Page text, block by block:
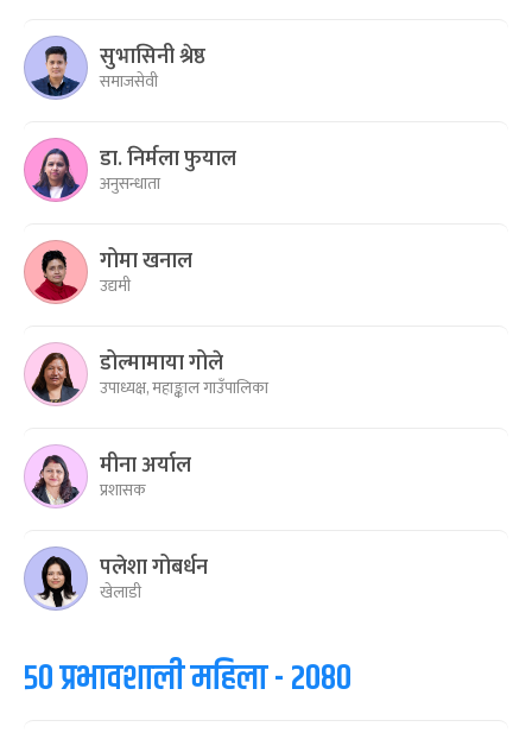
सुभासिनी श्रेष्ठ
समाजसेवी
डा. निर्मला फुयाल
अनुसन्धाता
गोमा खनाल
उद्यमी
डोल्मामाया गोले
उपाध्यक्ष, महाङ्काल गाउँपालिका
मीना अर्याल
प्रशासक
पलेशा गोबर्धन
खेलाडी
५० प्रभावशाली महिला - २०८०